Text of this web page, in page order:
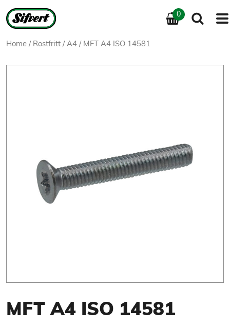
0
Home / Rostfritt / A4 / MFT A4 ISO 14581
MFT A4 ISO 14581